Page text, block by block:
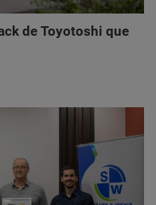
de Toyotoshi que